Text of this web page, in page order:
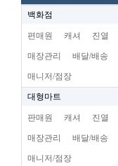
백화점
편매원 캐셔 진열
매장관리 배달/배송
매니저/점장
대형마트
판매원 캐셔 진열
매장관리 배달/배송
매니저/점장